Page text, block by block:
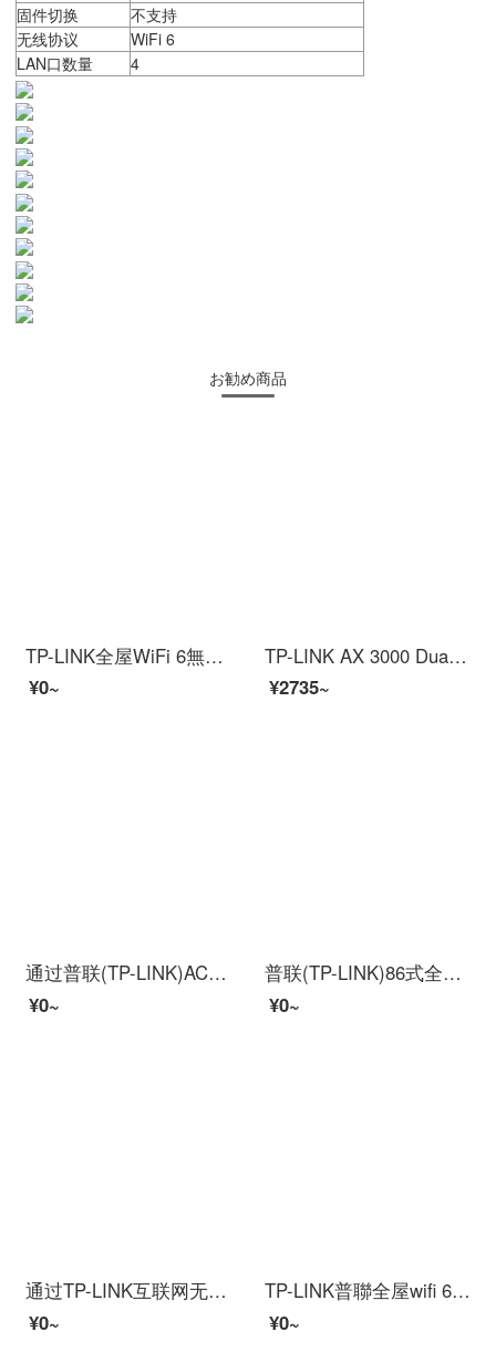
固件切换
不支持
无线协议
WiFi 6
LAN口数量
4
お勧め商品
TP-LINK全屋WiFi 6無線apパネルギガビットセットax 3000 MインターネットカバーacグループネットワークPoeルーターWiFi 6パネル/XAP 3000 GI-PoE【黒】
¥0~
TP-LINK AX 3000 Dual周波数ギガビットワイヤレス易展mesh分布式ルーター全屋WiFi 6 TL-XRD 3066易展Turbo版単体装
¥2735~
通过普联(TP-LINK)AC 1200杜尔周波数无线路线电路家庭用高速墙通过网络wifi普联TL-WDR 5620真珠白
¥0~
普联(TP-LINK)86式全千兆无线APパネルセットインターネット全屋WiFi分布式壁ルーター(5口千兆ACゲートウェイルーター*1,千兆パネルAP*3)白
¥0~
通过TP-LINK互联网无线路线Gigabit口三四六八空线路线路wifi安定壁,通过高速家庭用办公办公室ブロードバンドWR 842 N百兆版
¥0~
TP-LINK普聯全屋wifi 6カバーAX 3000 M全ギガビット無線apパネルセットacグループネットワーク企業級Poeルター【3000 M】5口ルーティングアップグレード版+3個パネルシャンパンゴールド
¥0~